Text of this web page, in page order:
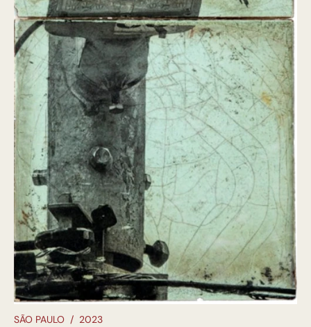
SÃO PAULO / 2023